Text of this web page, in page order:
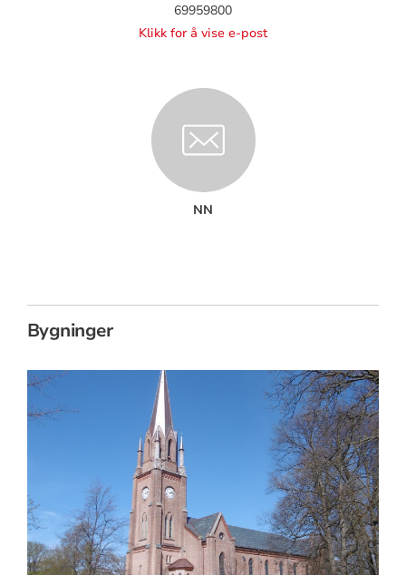
69959800
Klikk for å vise e-post
NN
Bygninger